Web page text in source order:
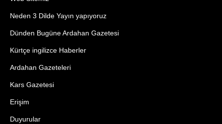
Neden 3 Dilde Yayın yapıyoruz
Dünden Bugüne Ardahan Gazetesi
Kürtçe ingilizce Haberler
Ardahan Gazeteleri
Kars Gazetesi
Erişim
Duyurular